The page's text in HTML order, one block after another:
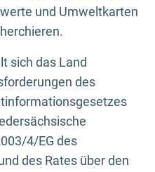
und Umweltkarten
sich das Land
des
4/EG des
des Rates über den